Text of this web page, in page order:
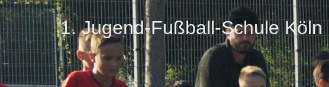
1. Jugend-Fußball-Schule Köln